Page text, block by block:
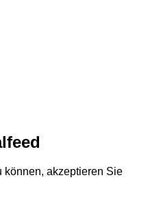
können, akzeptieren Sie